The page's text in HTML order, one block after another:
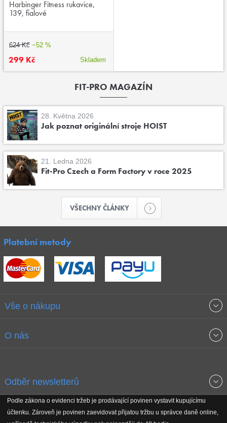
Harbinger Fitness rukavice,
139, fialové
624 Kč −52 %
299 Kč Skladem
FIT-PRO MAGAZÍN
28. Května 2026
Jak poznat originální stroje HOIST
21. Ledna 2026
Fit-Pro Czech a Form Factory v roce 2025
VŠECHNY ČLÁNKY
Platební metody
Vše o nákupu
Obchodní podmínky
Reklamační řád
O nás
Koho podporujeme
Odběr newsletterů
Získejte přehled o novinkách, slevách, akčním zboží a upozornění
na nové články v magazínu!
Podle zákona o evidenci tržeb je prodávající povinen vystavit kupujícímu
účtenku. Zároveň je povinen zaevidovat přijatou tržbu u správce daně online,